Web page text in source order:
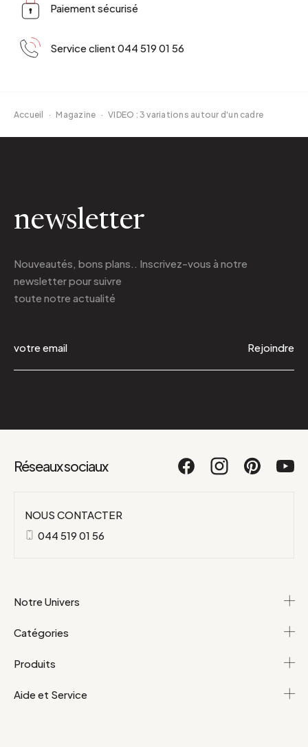
Paiement sécurisé
Service client 044 519 01 56
Accueil · Magazine · VIDEO : 3 variations autour d'un cadre
newsletter
Nouveautés, bons plans.. Inscrivez-vous à notre
newsletterpour suivre
toute notre actualité
Rejoindre
Réseaux sociaux
NOUS CONTACTER
044 519 01 56
Notre Univers
Catégories
Produits
Aide et Service